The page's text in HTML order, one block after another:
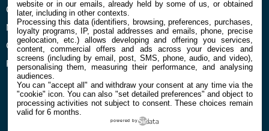
Qui sommes nous
Mentions légales et CGU
Confidentialité et Cookies
Préférences cookies
La rédaction
Contact
website or in our emails, already held by some of us, or obtained
later, including in other contexts.
Processing this data (identifiers, browsing, preferences, purchases,
loyalty programs, IP, postal addresses and emails, phone, precise
geolocation, etc.) allows developing and offering you services,
content, commercial offers and ads across your devices and
screens (including by email, post, SMS, phone, audio, and video),
personalising them, measuring their performance, and analysing
audiences.
You can "accept all" and withdraw your consent at any time via the
"cookie" icon. You can also "set detailed preferences" and object to
processing activities not subject to consent. These choices remain
valid for 6 months.
powered by